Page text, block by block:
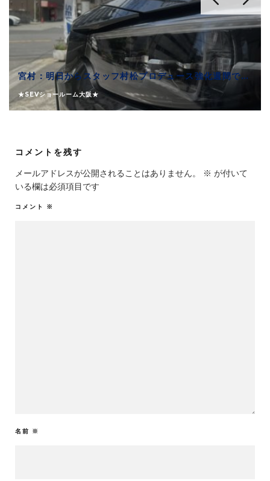
宮村：明日からスタッフ村松プロデュース強化週間です！
★SEVショールーム大阪★
コメントを残す
メールアドレスが公開されることはありません。 ※ が付いて
いる欄は必須項目です
コメント ※
名前 ※